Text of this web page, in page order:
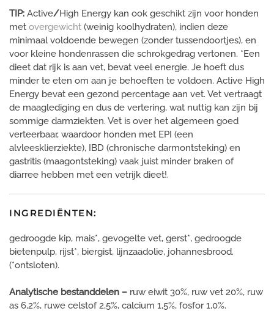
TIP: Active/High Energy kan ook geschikt zijn voor honden
met overgewicht (weinig koolhydraten), indien deze
minimaal voldoende bewegen (zonder tussendoortjes), en
voor kleine hondenrassen die schrokgedrag vertonen. *Een
dieet dat rijk is aan vet, bevat veel energie. Je hoeft dus
minder te eten om aan je behoeften te voldoen. Active High
Energy bevat een gezond percentage aan vet. Vet vertraagt
de maaglediging en dus de vertering, wat nuttig kan zijn bij
sommige darmziekten. Vet is over het algemeen goed
verteerbaar, waardoor honden met EPI (een
alvleesklierziekte), IBD (chronische darmontsteking) en
gastritis (maagontsteking) vaak juist minder braken of
diarree hebben met een vetrijk dieet!.
INGREDIËNTEN:
gedroogde kip, mais*, gevogelte vet, gerst*, gedroogde
bietenpulp, rijst*, biergist, lijnzaadolie, johannesbrood.
(*ontsloten).
Analytische bestanddelen – ruw eiwit 30%, ruw vet 20%, ruw
as 6,2%, ruwe celstof 2,5%, calcium 1,5%, fosfor 1,0%.